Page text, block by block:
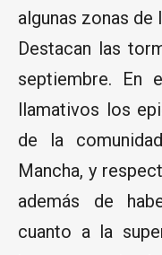
algunas zonas de
Destacan las
septiembre. En
llamativos los
de la
Mancha, y
además de
cuanto a la